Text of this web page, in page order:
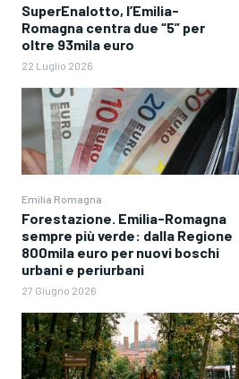
SuperEnalotto, l’Emilia-
Romagna centra due “5” per
oltre 93mila euro
22 Luglio 2026
Emilia Romagna
Forestazione. Emilia-Romagna
sempre più verde: dalla Regione
800mila euro per nuovi boschi
urbani e periurbani
27 Giugno 2026